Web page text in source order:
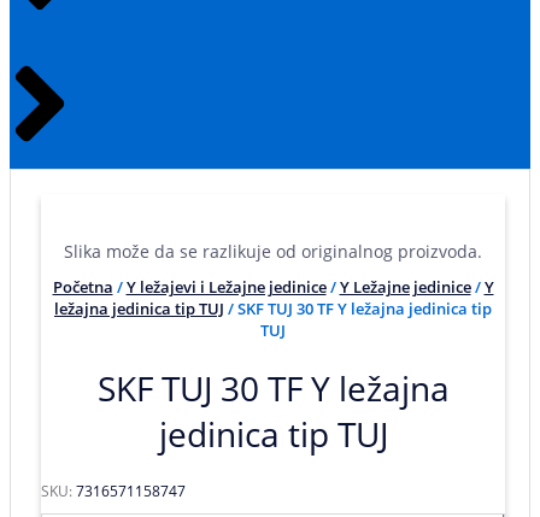
Slika može da se razlikuje od originalnog proizvoda.
Početna /Y ležajevi i Ležajne jedinice/Y Ležajne jedinice/Y
ležajna jedinica tip TUJ / SKF TUJ 30 TF Y ležajna jedinica tip
TUJ
SKF TUJ 30 TF Y ležajna
jedinica tip TUJ
SKU:7316571158747